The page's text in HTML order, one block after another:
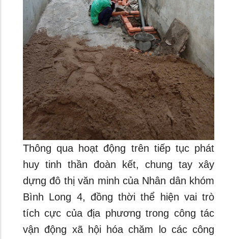
Thông qua hoạt động trên tiếp tục phát
huy tinh thần đoàn kết, chung tay xây
dựng đô thị văn minh của Nhân dân khóm
Bình Long 4, đồng thời thể hiện vai trò
tích cực của địa phương trong công tác
vận động xã hội hóa chăm lo các công